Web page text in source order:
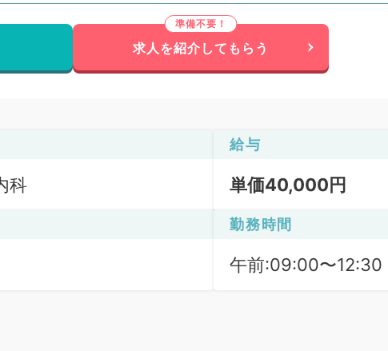
求人を紹介してもらう
科
給与
単価40,000円
勤務時間
午前:09:00〜12:30